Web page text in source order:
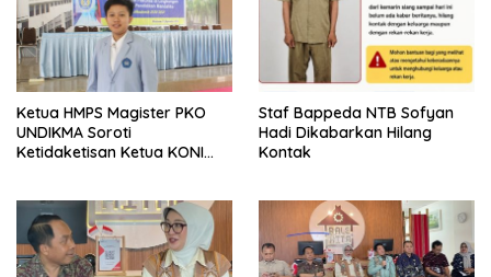
Ketua HMPS Magister PKO
UNDIKMA Soroti
Ketidaketisan Ketua KONI
Arena Kepentingan Sesaat
Staf Bappeda NTB Sofyan
Hadi Dikabarkan Hilang
Kontak